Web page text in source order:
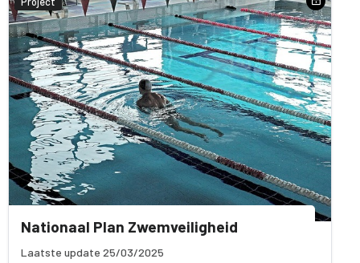
Nationaal Plan Zwemveiligheid
Laatste update 25/03/2025